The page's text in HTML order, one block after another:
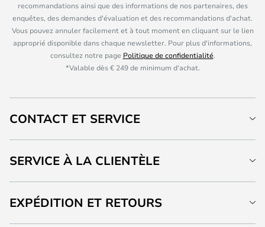
recommandations ainsi que des informations de nos partenaires, des
enquêtes, des demandes d'évaluation et des recommandations d'achat.
Vous pouvez annuler facilement et à tout moment en cliquant sur le lien
approprié disponible dans chaque newsletter. Pour plus d'informations,
consultez notre page Politique de confidentialité.
*Valable dès € 249 de minimum d'achat.
CONTACT ET SERVICE
SERVICE À LA CLIENTÈLE
EXPÉDITION ET RETOURS